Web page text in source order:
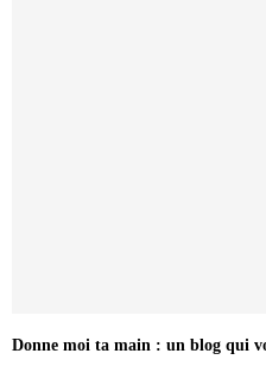
Donne moi ta main : un blog qui